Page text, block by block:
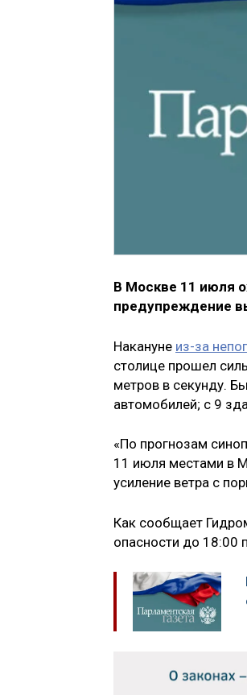
В Москве 11 июля
предупреждение
Накануне из-за
столице прошел
метров в секунду.
автомобилей; с 9
«По прогнозам
11 июля местами в
усиление ветра с
Как сообщает
опасности до 18:00